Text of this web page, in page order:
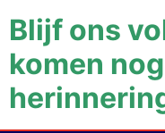
Blijf ons
komen